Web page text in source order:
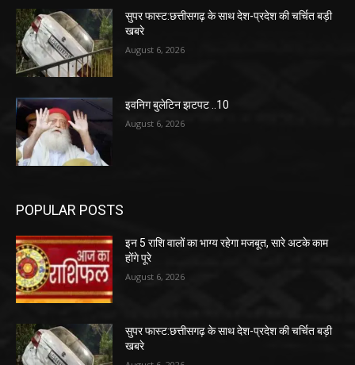
सुपर फास्ट:छत्तीसगढ़ के साथ देश-प्रदेश की चर्चित बड़ी
खबरे
August 6, 2026
इवनिग बुलेटिन झटपट ..10
August 6, 2026
POPULAR POSTS
इन 5 राशि वालों का भाग्य रहेगा मजबूत, सारे अटके काम
होंगे पूरे
August 6, 2026
सुपर फास्ट:छत्तीसगढ़ के साथ देश-प्रदेश की चर्चित बड़ी
खबरे